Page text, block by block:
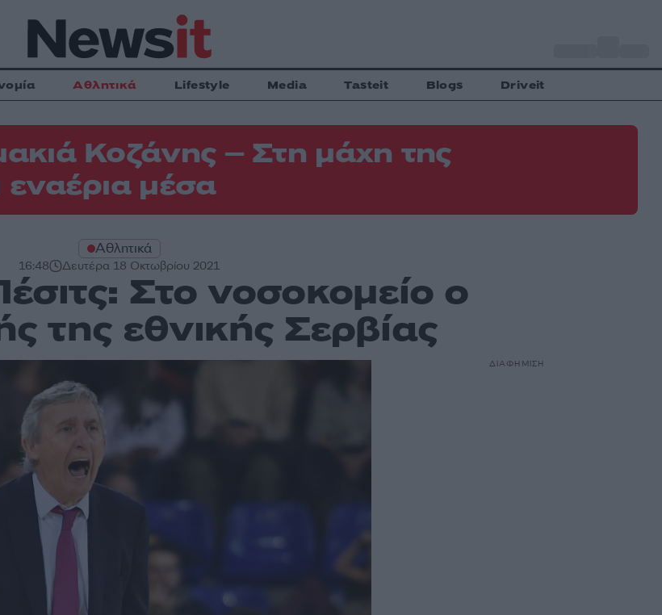
Αθλητικά Lifestyle Media Tasteit Blogs Driveit
Κοζάνης – Στη μάχη της
μέσα
Αθλητικά
16:48 Δευτέρα 18 Οκτωβρίου 2021
Στο νοσοκομείο ο
της εθνικής Σερβίας
ΔΙΑΦΗΜΙΣΗ